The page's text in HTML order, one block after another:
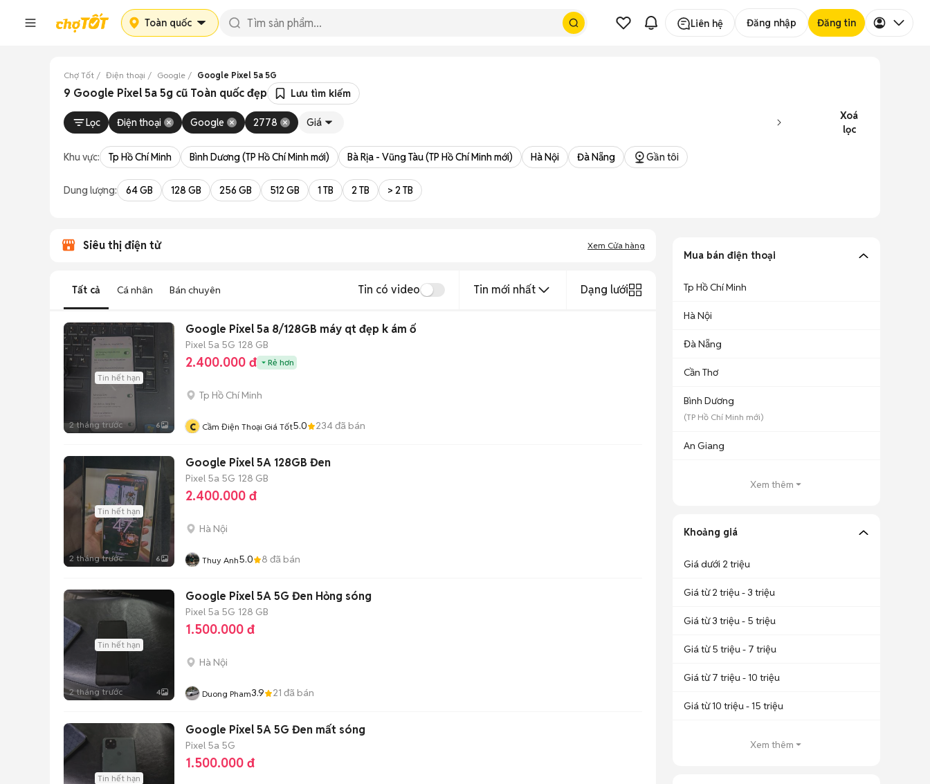
Toàn quốc Liên hệ Đăng nhập Đăng tin
Chợ Tốt Điện thoại Google Google Pixel 5a 5G
9 Google Pixel 5a 5g cũ Toàn quốc đẹp Lưu tìm kiếm
Lọc Điện thoại Google 2778 Giá
Xoá
lọc
Khu vực: Tp Hồ Chí Minh Bình Dương (TP Hồ Chí Minh mới) Bà Rịa - Vũng Tàu (TP Hồ Chí Minh mới) Hà Nội Đà Nẵng Gần tôi
Dung lượng: 64 GB 128 GB 256 GB 512 GB 1 TB 2 TB > 2 TB
Siêu thị điện tử Xem Cửa hàng
Tất cả Cá nhân Bán chuyên Tin có video Tin mới nhất Dạng lưới
Tin hết hạn
2 tháng trước 6
Google Pixel 5a 8/128GB máy qt đẹp k ám ố
Pixel 5a 5G 128 GB
2.400.000 đ Rẻ hơn
Tp Hồ Chí Minh
c Cầm Điện Thoại Giá Tốt5.0 234đã bán
Tin hết hạn
2 tháng trước 6
Google Pixel 5A 128GB Đen
Pixel 5a 5G 128 GB
2.400.000 đ
Hà Nội
Thuy Anh5.0 8 đã bán
Tin hết hạn
2 tháng trước 4
Google Pixel 5A 5G Đen Hỏng sóng
Pixel 5a 5G 128 GB
1.500.000 đ
Hà Nội
Duong Pham3.9 21 đã bán
Tin hết hạn
Google Pixel 5A 5G Đen mất sóng
Pixel 5a 5G
1.500.000 đ
Mua bán điện thoại
Tp Hồ Chí Minh
Hà Nội
Đà Nẵng
Cần Thơ
Bình Dương
(TP Hồ Chí Minh mới)
An Giang
Xem thêm
Khoảng giá
Giá dưới 2 triệu
Giá từ 2 triệu - 3 triệu
Giá từ 3 triệu - 5 triệu
Giá từ 5 triệu - 7 triệu
Giá từ 7 triệu - 10 triệu
Giá từ 10 triệu - 15 triệu
Xem thêm